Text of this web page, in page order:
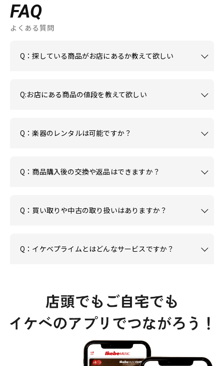
FAQ
よくある質問
Q：探している商品がお店にあるか教えて欲しい
Q:お店にある商品の値段を教えて欲しい
Q：楽器のレンタルは可能ですか？
Q：商品購入後の交換や返品はできますか？
Q：買い取りや中古の取り扱いはありますか？
Q：イケベプライムとはどんなサービスですか？